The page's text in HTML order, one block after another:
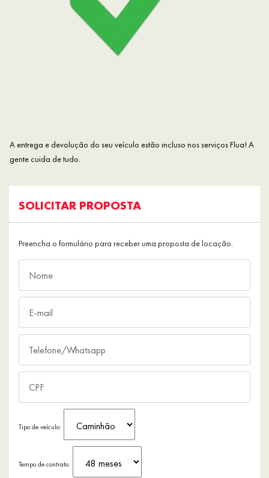
A entrega e devolução do seu veículo estão incluso nos serviços Flua! A
gente cuida de tudo.
SOLICITAR PROPOSTA
Preencha o formulário para receber uma proposta de locação.
Tipo de veículo:
Tempo de contrato: